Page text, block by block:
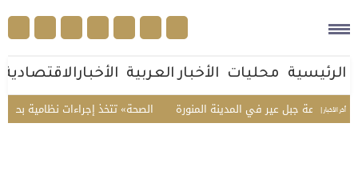
الرئيسية محليات الأخبار العربية الأخبارالاقتصادية
أخر الأخبار | «الصحة» تتخذ إجراءات نظامية بحق قمة جبل عير في المدينة المنورة